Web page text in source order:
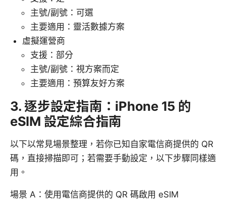
主號/副號：可選
主要適用：靈活數據方案
虛擬運營商
支援：部分
主號/副號：視方案而定
主要適用：預算友好方案
3. 逐步設定指南：iPhone 15 的
eSIM 設定綜合指南
以下以常見場景整理，若你已知自家電信商提供的 QR
碼，直接掃描即可；若需要手動設定，以下步驟同樣適
用。
場景 A：使用電信商提供的 QR 碼啟用 eSIM